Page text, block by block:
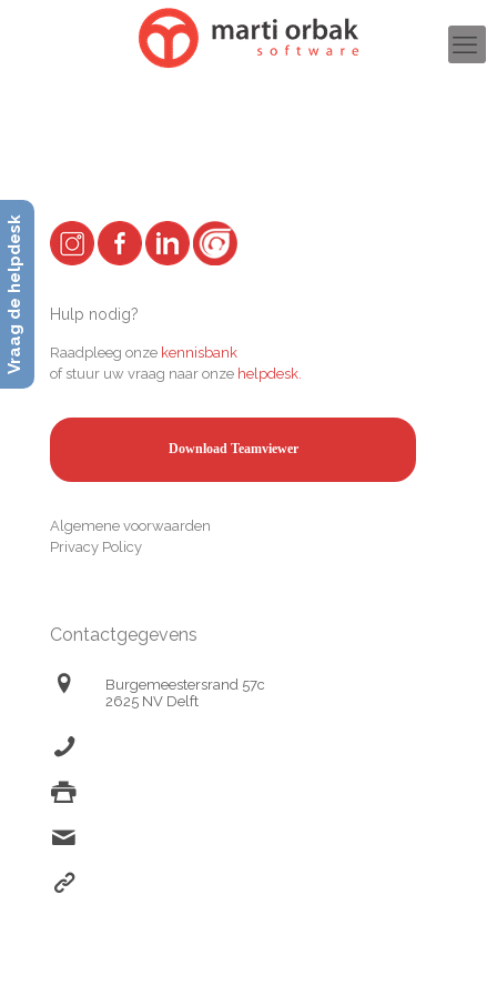
Hulp nodig?
Raadpleeg onze kennisbank
of stuur uw vraag naar onze helpdesk.
Download Teamviewer
Algemene voorwaarden
Privacy Policy
Contactgegevens
Burgemeestersrand 57c
2625 NV Delft
Vraag de helpdesk